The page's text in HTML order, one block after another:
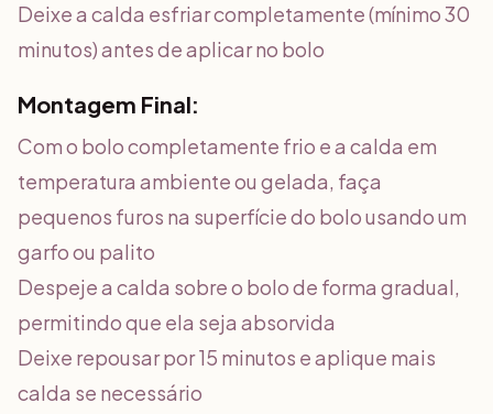
Deixe a calda esfriar completamente (mínimo 30
minutos) antes de aplicar no bolo
Montagem Final:
Com o bolo completamente frio e a calda em
temperatura ambiente ou gelada, faça
pequenos furos na superfície do bolo usando um
garfo ou palito
Despeje a calda sobre o bolo de forma gradual,
permitindo que ela seja absorvida
Deixe repousar por 15 minutos e aplique mais
calda se necessário